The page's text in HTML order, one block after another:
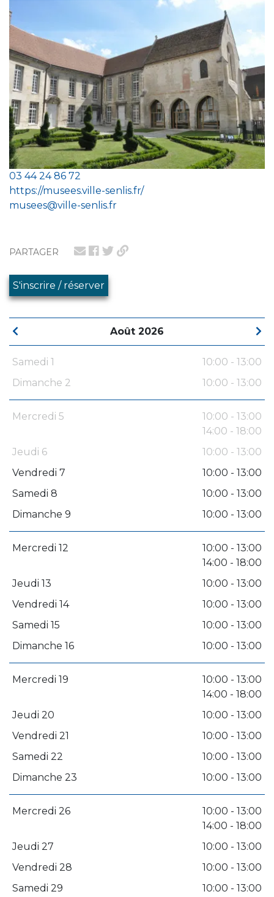
PARTAGER
S'inscrire / réserver
Août 2026
Samedi 1
10:00 - 13:00
Dimanche 2
10:00 - 13:00
Mercredi 5
10:00 - 13:00
14:00 - 18:00
Jeudi 6
10:00 - 13:00
Vendredi 7
10:00 - 13:00
Samedi 8
10:00 - 13:00
Dimanche 9
10:00 - 13:00
Mercredi 12
10:00 - 13:00
14:00 - 18:00
Jeudi 13
10:00 - 13:00
Vendredi 14
10:00 - 13:00
Samedi 15
10:00 - 13:00
Dimanche 16
10:00 - 13:00
Mercredi 19
10:00 - 13:00
14:00 - 18:00
Jeudi 20
10:00 - 13:00
Vendredi 21
10:00 - 13:00
Samedi 22
10:00 - 13:00
Dimanche 23
10:00 - 13:00
Mercredi 26
10:00 - 13:00
14:00 - 18:00
Jeudi 27
10:00 - 13:00
Vendredi 28
10:00 - 13:00
Samedi 29
10:00 - 13:00
03 44 24 86 72
https://musees.ville-senlis.fr/
musees@ville-senlis.fr